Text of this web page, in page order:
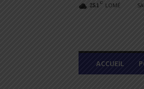
25.1 C LOMÉ
L
M
ACCUEIL